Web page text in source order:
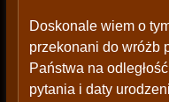
Doskonale wiem o
przekonani do wróżb
Państwa na
pytania i daty